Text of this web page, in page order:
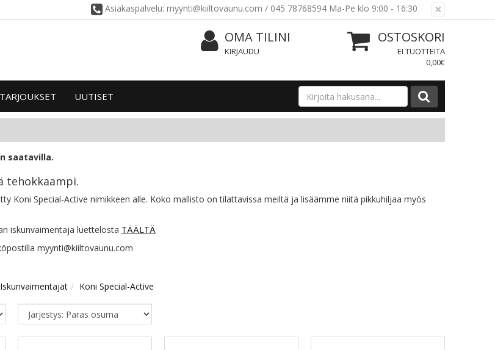
×
Asiakaspalvelu: myynti@kiiltovaunu.com / 045 78768594 Ma-Pe klo 9:00 - 16:30
OMA TILINI
KIRJAUDU
OSTOSKORI
EI TUOTTEITA
0,00€
TARJOUKSET UUTISET
saatavilla.
tehokkaampi.
Koni Special-Active nimikkeen alle. Koko mallisto on tilattavissa meiltä ja lisäämme niitä pikkuhiljaa myös
iskunvaimentaja luettelosta TÄÄLTÄ
myynti@kiiltovaunu.com
Iskunvaimentajat Koni Special-Active